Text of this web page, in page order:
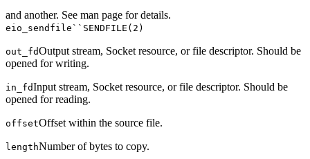
and another. See man page for details.
eio_sendfile``SENDFILE(2)
out_fdOutput stream, Socket resource, or file descriptor. Should be
opened for writing.
in_fdInput stream, Socket resource, or file descriptor. Should be
opened for reading.
offsetOffset within the source file.
lengthNumber of bytes to copy.